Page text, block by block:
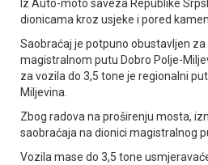
Iz Auto-moto saveza Republike
dionicama kroz usjeke i pored
Saobraćaj je potpuno obustavljen
magistralnom putu Dobro Polje-
za vozila do 3,5 tone je regionalni
Miljevina.
Zbog radova na proširenju mosta,
saobraćaja na dionici magistralnog
Vozila mase do 3,5 tone